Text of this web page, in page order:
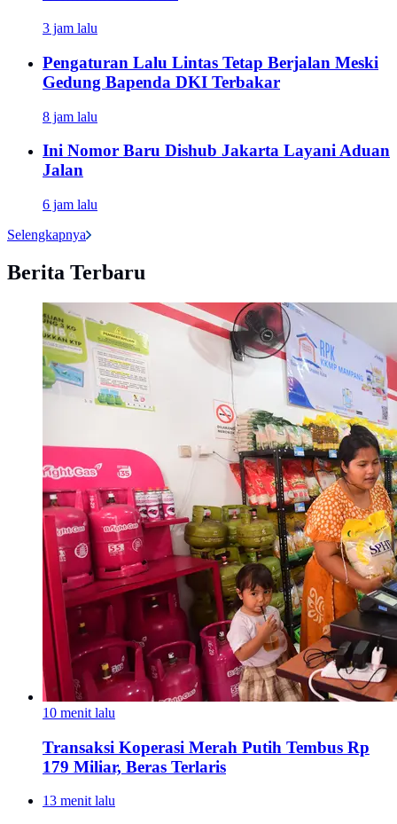
3 jam lalu
Pengaturan Lalu Lintas Tetap Berjalan Meski
Gedung Bapenda DKI Terbakar
8 jam lalu
Ini Nomor Baru Dishub Jakarta Layani Aduan
Jalan
6 jam lalu
Selengkapnya
Berita Terbaru
10 menit lalu
Transaksi Koperasi Merah Putih Tembus Rp
179 Miliar, Beras Terlaris
13 menit lalu